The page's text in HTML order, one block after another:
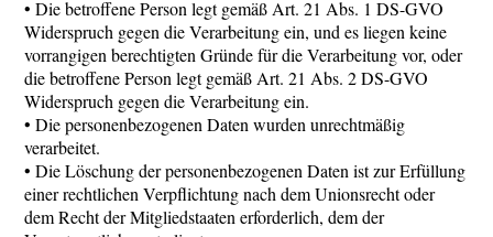
• Die betroffene Person legt gemäß Art. 21 Abs. 1 DS-GVO
Widerspruch gegen die Verarbeitung ein, und es liegen keine
vorrangigen berechtigten Gründe für die Verarbeitung vor, oder
die betroffene Person legt gemäß Art. 21 Abs. 2 DS-GVO
Widerspruch gegen die Verarbeitung ein.
• Die personenbezogenen Daten wurden unrechtmäßig
verarbeitet.
• Die Löschung der personenbezogenen Daten ist zur Erfüllung
einer rechtlichen Verpflichtung nach dem Unionsrecht oder
dem Recht der Mitgliedstaaten erforderlich, dem der